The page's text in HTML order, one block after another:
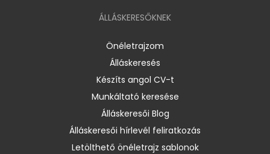
ÁLLÁSKERESŐKNEK
Önéletrajzom
Álláskeresés
Készíts angol CV-t
Munkáltató keresése
Álláskeresői Blog
Álláskeresői hírlevél feliratkozás
Letölthető önéletrajz sablonok